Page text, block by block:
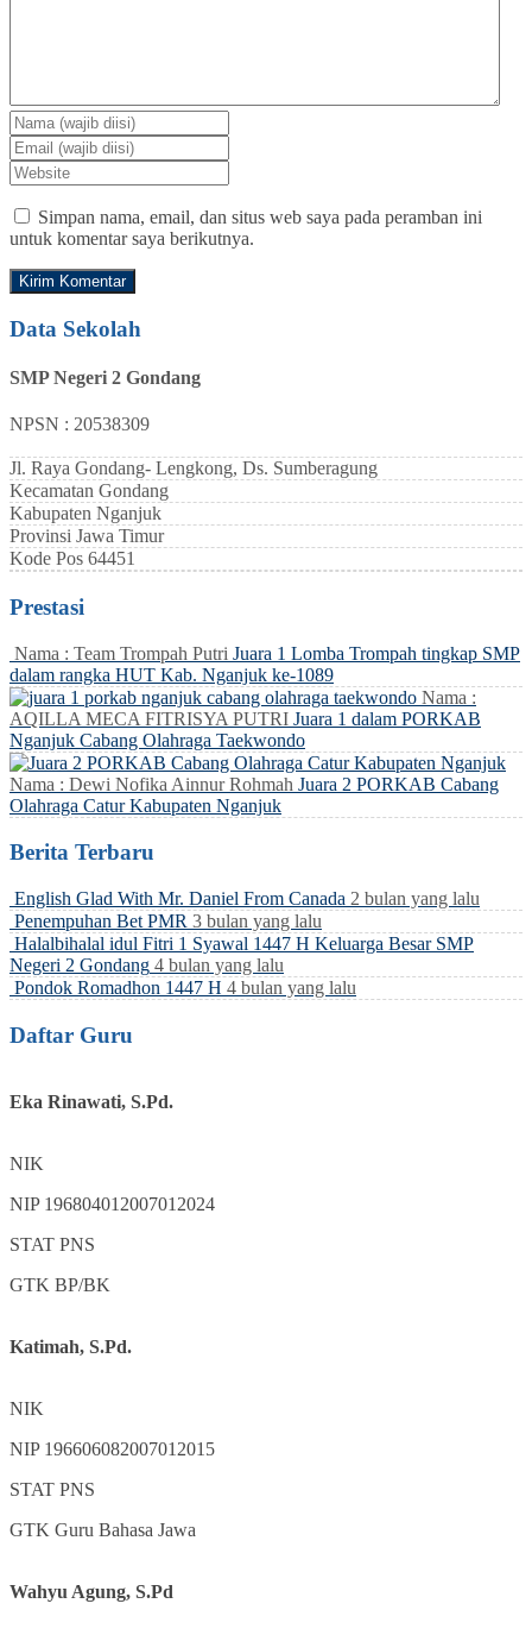
Simpan nama, email, dan situs web saya pada peramban ini
untuk komentar saya berikutnya.
Data Sekolah
SMP Negeri 2 Gondang
NPSN : 20538309
Jl. Raya Gondang- Lengkong, Ds. Sumberagung
Kecamatan Gondang
Kabupaten Nganjuk
Provinsi Jawa Timur
Kode Pos 64451
Prestasi
Nama : Team Trompah Putri Juara 1 Lomba Trompah tingkap SMP
dalam rangka HUT Kab. Nganjuk ke-1089
Nama :
AQILLA MECA FITRISYA PUTRI Juara 1 dalam PORKAB
Nganjuk Cabang Olahraga Taekwondo
Nama : Dewi Nofika Ainnur Rohmah Juara 2 PORKAB Cabang
Olahraga Catur Kabupaten Nganjuk
Berita Terbaru
English Glad With Mr. Daniel From Canada 2 bulan yang lalu
Penempuhan Bet PMR 3 bulan yang lalu
Halalbihalal idul Fitri 1 Syawal 1447 H Keluarga Besar SMP
Negeri 2 Gondang 4 bulan yang lalu
Pondok Romadhon 1447 H 4 bulan yang lalu
Daftar Guru
Eka Rinawati, S.Pd.
NIK
NIP 196804012007012024
STAT PNS
GTK BP/BK
Katimah, S.Pd.
NIK
NIP 196606082007012015
STAT PNS
GTK Guru Bahasa Jawa
Wahyu Agung, S.Pd